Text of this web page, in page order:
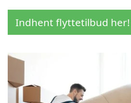
Indhent flyttetilbud her!